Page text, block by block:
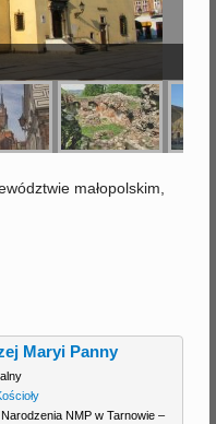
małopolskim,
Maryi Panny
NMP w Tarnowie –